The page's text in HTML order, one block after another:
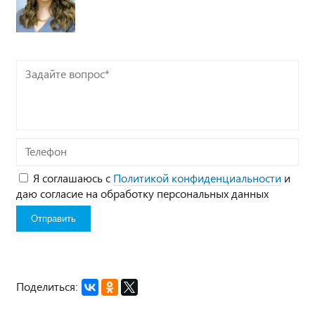
Задайте
Телефон
Я соглашаюсь с Политикой конфиденциальности и
даю согласие на обработку персональных данных
Поделиться: